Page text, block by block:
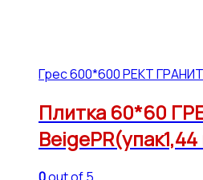
Грес 600*600 РЕКТ
Плитка 60*60